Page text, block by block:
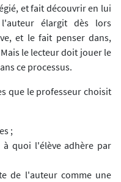
et fait découvrir en lui
élargit dès lors
et le fait penser dans,
le lecteur doit jouer le
ce processus.
que le professeur choisit
;
à quoi l'élève adhère par
de l'auteur comme une